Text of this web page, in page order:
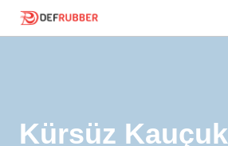
naar
Kürsüz Kauçuk